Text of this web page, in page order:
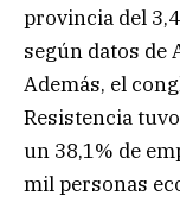
provincia del
según datos de
Además, el
Resistencia
un 38,1% de
mil personas